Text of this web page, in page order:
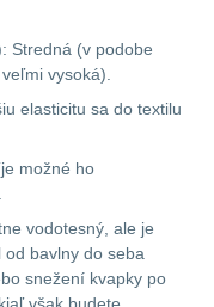
Stredná (v podobe
vysoká).
elasticitu sa do textilu
možné ho
vodotesný, ale je
od bavlny do seba
snežení kvapky po